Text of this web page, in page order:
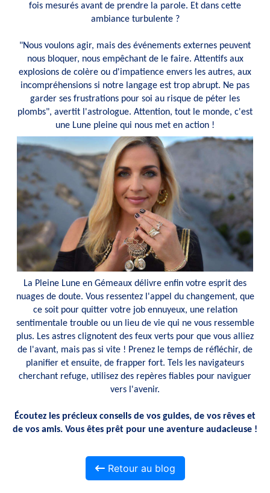
fois mesurés avant de prendre la parole. Et dans cette
ambiance turbulente ?
"Nous voulons agir, mais des événements externes peuvent
nous bloquer, nous empêchant de le faire. Attentifs aux
explosions de colère ou d'impatience envers les autres, aux
incompréhensions si notre langage est trop abrupt. Ne pas
garder ses frustrations pour soi au risque de péter les
plombs", avertit l'astrologue. Attention, tout le monde, c'est
une Lune pleine qui nous met en action !
La Pleine Lune en Gémeaux délivre enfin votre esprit des
nuages de doute. Vous ressentez l'appel du changement, que
ce soit pour quitter votre job ennuyeux, une relation
sentimentale trouble ou un lieu de vie qui ne vous ressemble
plus. Les astres clignotent des feux verts pour que vous alliez
de l'avant, mais pas si vite ! Prenez le temps de réfléchir, de
planifier et ensuite, de frapper fort. Tels les navigateurs
cherchant refuge, utilisez des repères fiables pour naviguer
vers l'avenir.
Écoutez les précieux conseils de vos guides, de vos rêves et
de vos amis. Vous êtes prêt pour une aventure audacieuse !
Retour au blog